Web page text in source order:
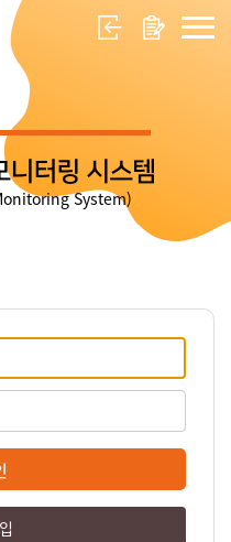
니터링 시스템
System)